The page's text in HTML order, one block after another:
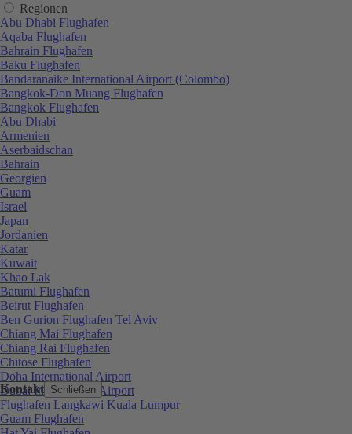
Kontakt Schließen
Regionen
Abu Dhabi Flughafen
Aqaba Flughafen
Bahrain Flughafen
Baku Flughafen
Bandaranaike International Airport (Colombo)
Bangkok-Don Muang Flughafen
Bangkok Flughafen
Abu Dhabi
Armenien
Aserbaidschan
Bahrain
Georgien
Guam
Israel
Japan
Jordanien
Katar
Kuwait
Khao Lak
Batumi Flughafen
Beirut Flughafen
Ben Gurion Flughafen Tel Aviv
Chiang Mai Flughafen
Chiang Rai Flughafen
Chitose Flughafen
Doha International Airport
Dubai International Airport
Flughafen Langkawi Kuala Lumpur
Guam Flughafen